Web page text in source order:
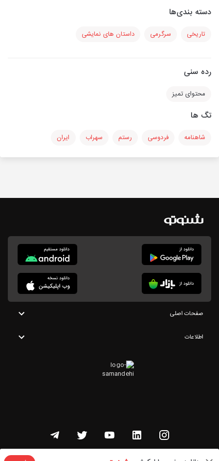
دسته بندی‌ها
تاریخی سرگرمی داستان های نمایشی
رده سنی
محتوای تمیز
تگ ها
شاهنامه فردوسی رستم سهراب ایران
صفحات اصلی
اطلاعات
تمامی حقوق این وبسایت متعلق به شنوتو است